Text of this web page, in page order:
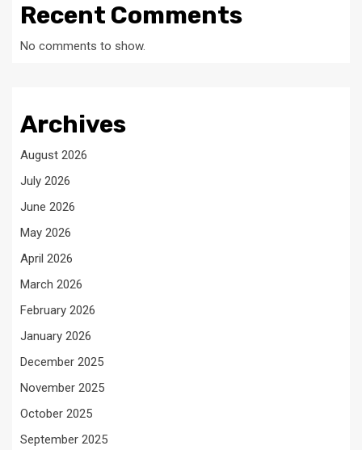
Recent Comments
No comments to show.
Archives
August 2026
July 2026
June 2026
May 2026
April 2026
March 2026
February 2026
January 2026
December 2025
November 2025
October 2025
September 2025